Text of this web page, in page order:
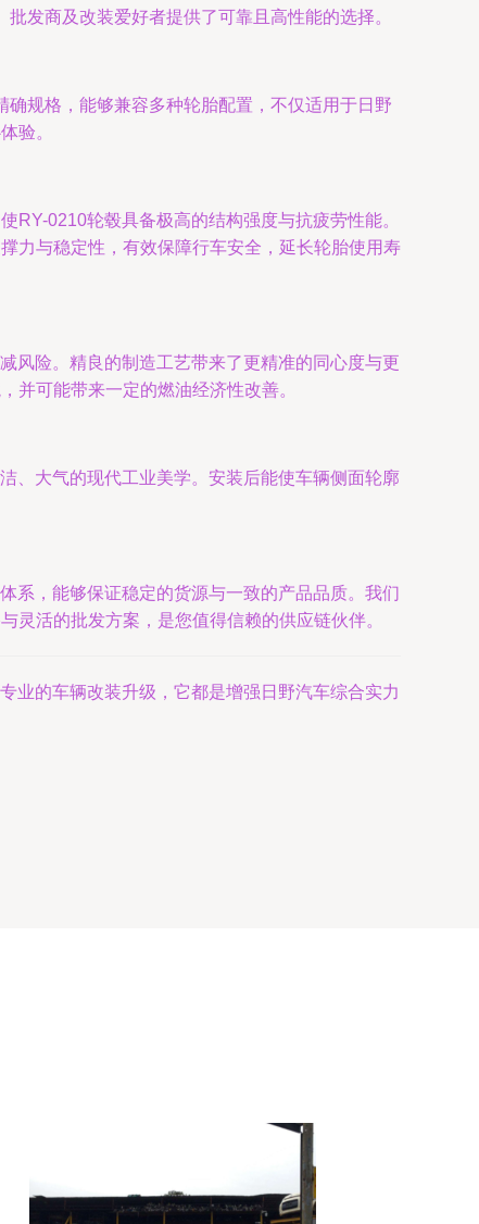
发商及改装爱好者提供了可靠且高性能的选择。
规格，能够兼容多种轮胎配置，不仅适用于日野
验。
0210轮毂具备极高的结构强度与抗疲劳性能。
力与稳定性，有效保障行车安全，延长轮胎使用寿
风险。精良的制造工艺带来了更精准的同心度与更
并可能带来一定的燃油经济性改善。
、大气的现代工业美学。安装后能使车辆侧面轮廓
系，能够保证稳定的货源与一致的产品品质。我们
灵活的批发方案，是您值得信赖的供应链伙伴。
业的车辆改装升级，它都是增强日野汽车综合实力